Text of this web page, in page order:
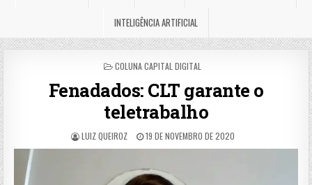
INTELIGÊNCIA ARTIFICIAL
POSTED
COLUNA CAPITAL DIGITAL
Fenadados: CLT garante o
teletrabalho
LUIZ QUEIROZ 19 DE NOVEMBRO DE 2020